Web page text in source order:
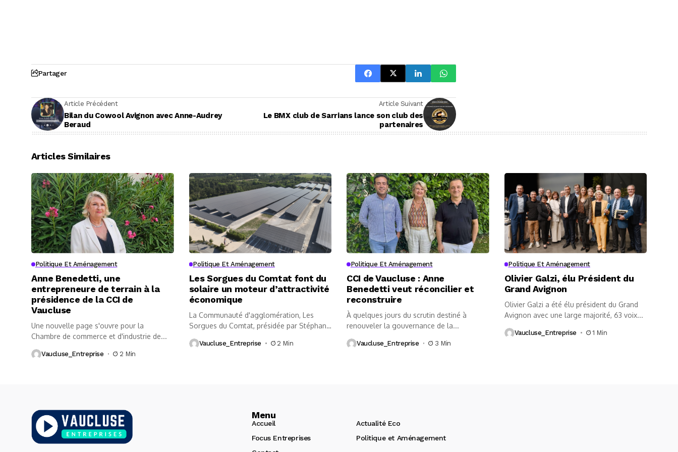
Partager
Article Précédent
Bilan du Cowool Avignon avec Anne-Audrey
Beraud
Article Suivant
Le BMX club de Sarrians lance son club des
partenaires
Articles Similaires
Politique Et Aménagement
Anne Benedetti, une
entrepreneure de terrain à la
présidence de la CCI de
Vaucluse
Une nouvelle page s'ouvre pour la
Chambre de commerce et d'industrie de...
Vaucluse_Entreprise 2 Min
Politique Et Aménagement
Les Sorgues du Comtat font du
solaire un moteur d’attractivité
économique
La Communauté d'agglomération, Les
Sorgues du Comtat, présidée par Stéphane
Vaucluse_Entreprise 2 Min
Politique Et Aménagement
CCI de Vaucluse : Anne
Benedetti veut réconcilier et
reconstruire
À quelques jours du scrutin destiné à
renouveler la gouvernance de la...
Vaucluse_Entreprise 3 Min
Politique Et Aménagement
Olivier Galzi, élu Président du
Grand Avignon
Olivier Galzi a été élu président du Grand
Avignon avec une large majorité, 63 voix...
Vaucluse_Entreprise 1 Min
Menu
Accueil
Actualité Eco
Focus Entreprises
Politique et Aménagement